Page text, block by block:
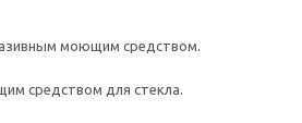
моющим средством.
средством для стекла.